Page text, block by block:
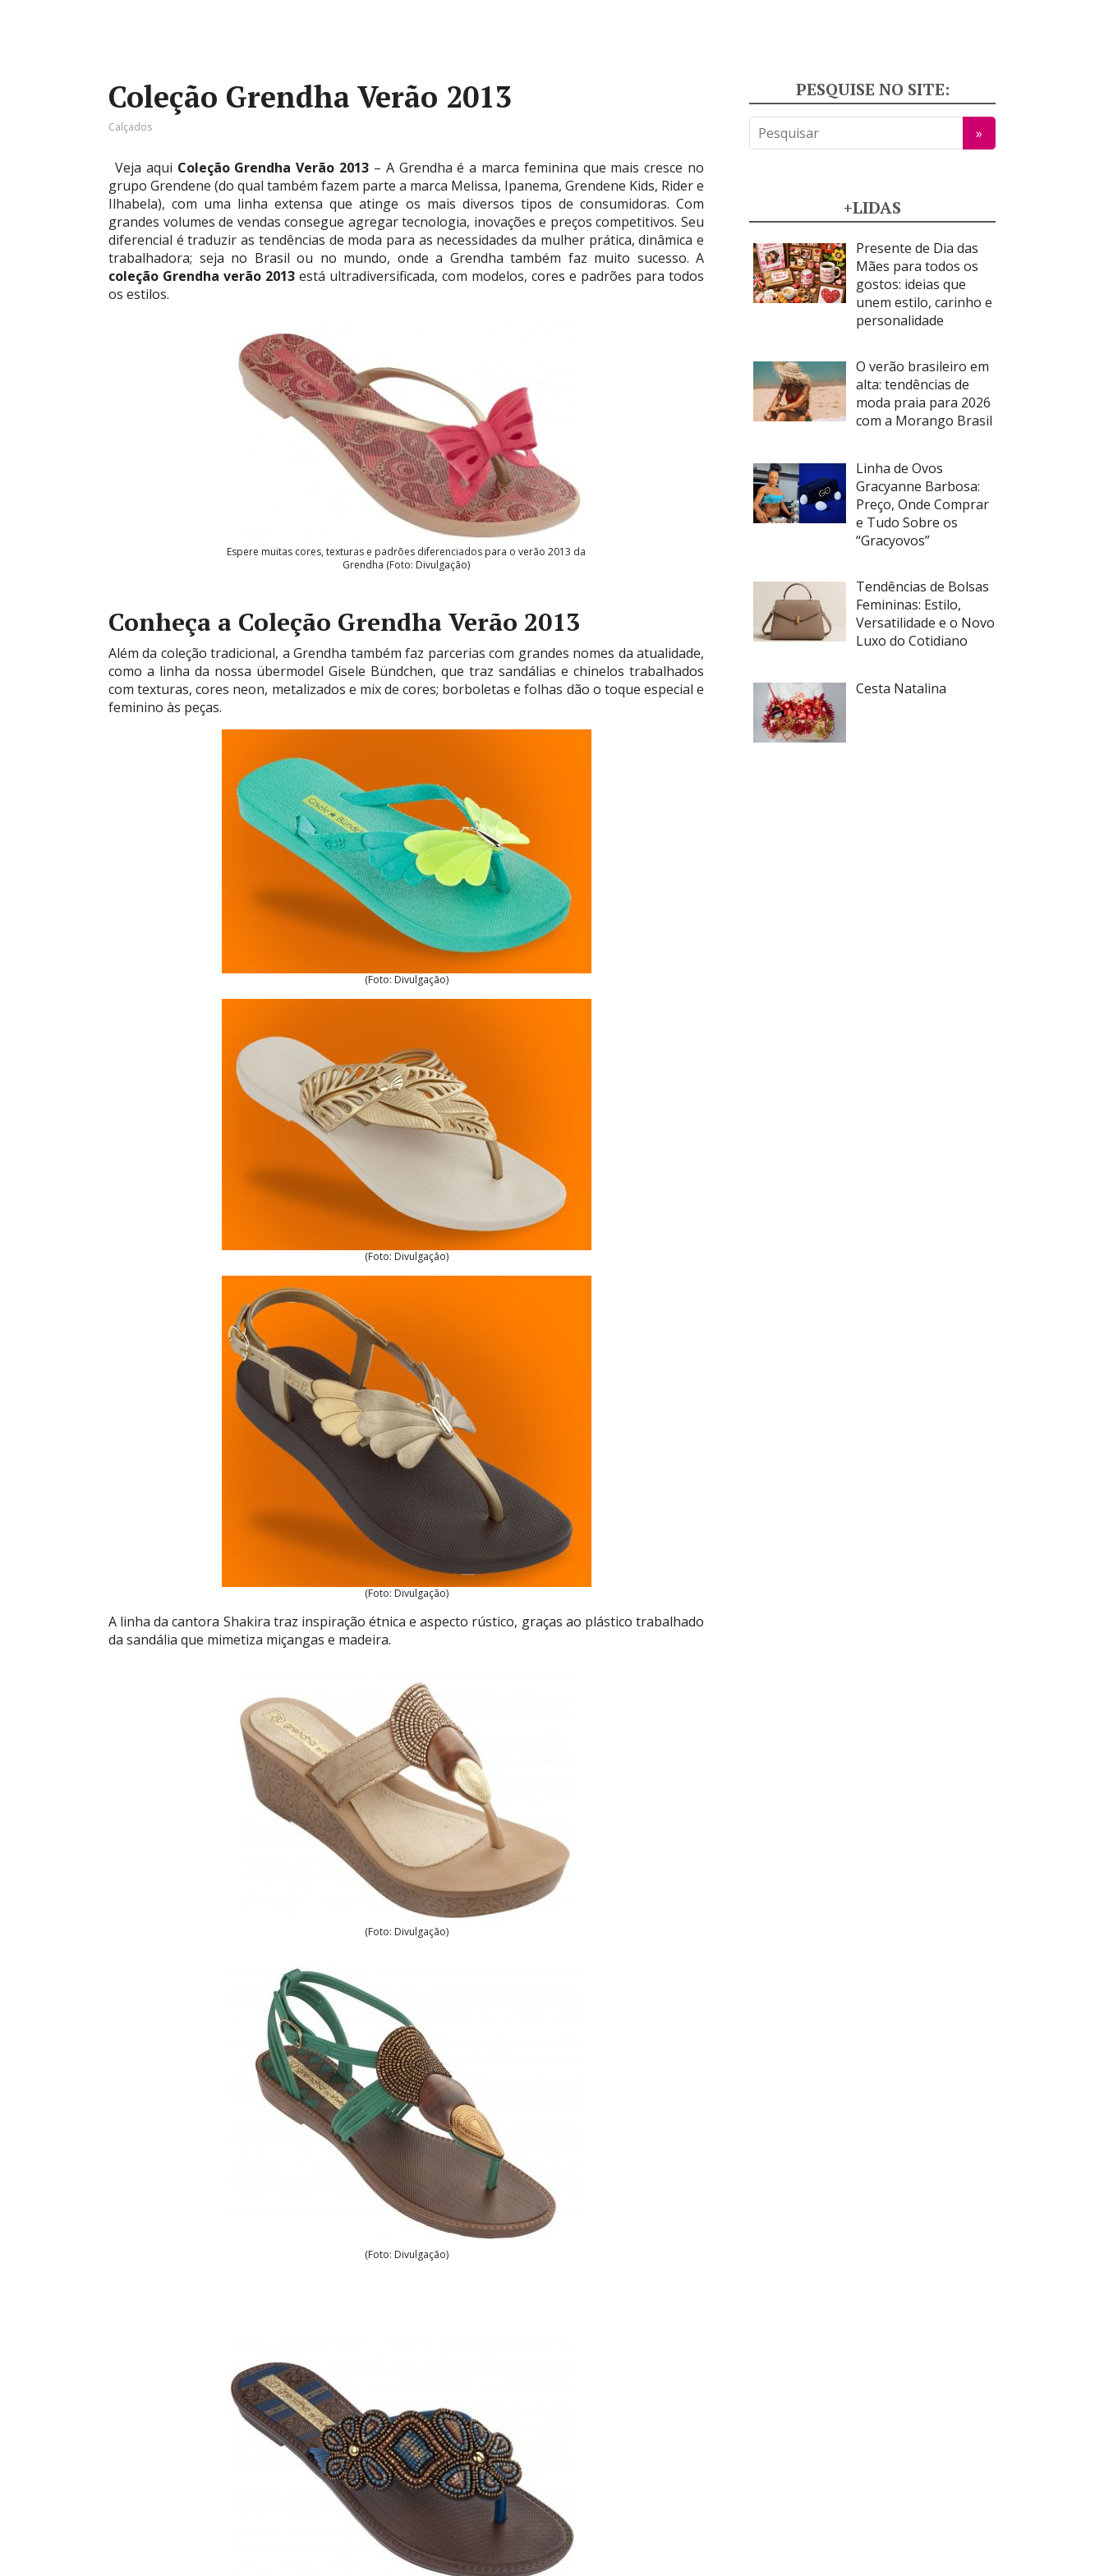
Coleção Grendha Verão 2013
Calçados
Veja aqui Coleção Grendha Verão 2013 – A Grendha é a marca feminina que mais cresce no
grupo Grendene (do qual também fazem parte a marca Melissa, Ipanema, Grendene Kids, Rider e
Ilhabela), com uma linha extensa que atinge os mais diversos tipos de consumidoras. Com
grandes volumes de vendas consegue agregar tecnologia, inovações e preços competitivos. Seu
diferencial é traduzir as tendências de moda para as necessidades da mulher prática, dinâmica e
trabalhadora; seja no Brasil ou no mundo, onde a Grendha também faz muito sucesso. A
coleção Grendha verão 2013 está ultradiversificada, com modelos, cores e padrões para todos
os estilos.
Espere muitas cores, texturas e padrões diferenciados para o verão 2013 da
Grendha (Foto: Divulgação)
Conheça a Coleção Grendha Verão 2013
Além da coleção tradicional, a Grendha também faz parcerias com grandes nomes da atualidade,
como a linha da nossa übermodel Gisele Bündchen, que traz sandálias e chinelos trabalhados
com texturas, cores neon, metalizados e mix de cores; borboletas e folhas dão o toque especial e
feminino às peças.
(Foto: Divulgação)
(Foto: Divulgação)
(Foto: Divulgação)
A linha da cantora Shakira traz inspiração étnica e aspecto rústico, graças ao plástico trabalhado
da sandália que mimetiza miçangas e madeira.
(Foto: Divulgação)
(Foto: Divulgação)
PESQUISE NO SITE:
+LIDAS
Presente de Dia das
Mães para todos os
gostos: ideias que
unem estilo, carinho e
personalidade
O verão brasileiro em
alta: tendências de
moda praia para 2026
com a Morango Brasil
Linha de Ovos
Gracyanne Barbosa:
Preço, Onde Comprar
e Tudo Sobre os
“Gracyovos”
Tendências de Bolsas
Femininas: Estilo,
Versatilidade e o Novo
Luxo do Cotidiano
Cesta Natalina